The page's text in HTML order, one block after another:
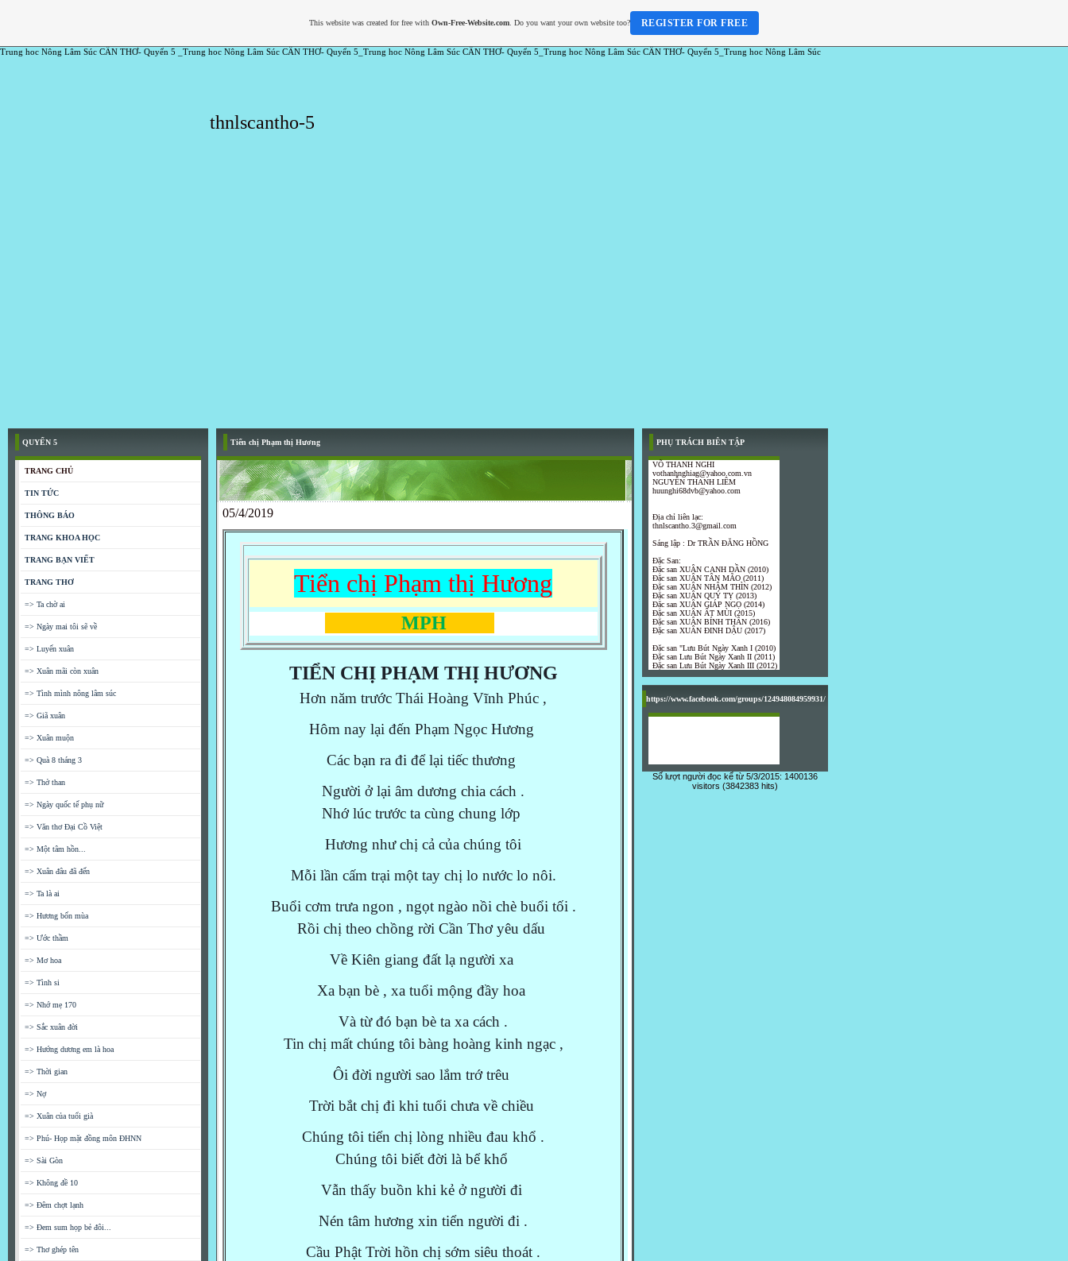
Trung hoc Nông Lâm Súc CẦN THƠ- Quyển 5 _Trung hoc Nông Lâm Súc CẦN THƠ- Quyển 5_Trung hoc Nông Lâm Súc CẦN THƠ- Quyển 5_Trung hoc Nông Lâm Súc CẦN THƠ- Quyển 5_Trung hoc Nông Lâm Súc
thnlscantho-5
QUYỂN 5
TRANG CHỦ
TIN TỨC
THÔNG BÁO
TRANG KHOA HỌC
TRANG BẠN VIẾT
TRANG THƠ
=> Ta chờ ai
=> Ngày mai tôi sẽ về
=> Luyến xuân
=> Xuân mãi còn xuân
=> Tình mình nông lâm súc
=> Giã xuân
=> Xuân muộn
=> Quà 8 tháng 3
=> Thở than
=> Ngày quốc tế phụ nữ
=> Văn thơ Đại Cồ Việt
=> Một tâm hồn...
=> Xuân đâu đã đến
=> Ta là ai
=> Hương bốn mùa
=> Ước thầm
=> Mơ hoa
=> Tình si
=> Nhớ mẹ 170
=> Sắc xuân đời
=> Hướng dương em là hoa
=> Thời gian
=> Nợ
=> Xuân của tuổi già
=> Phú- Họp mặt đồng môn ĐHNN
=> Sài Gòn
=> Không đề 10
=> Đêm chợt lạnh
=> Đem sum họp bẻ đôi...
=> Thơ ghép tên
Tiển chị Phạm thị Hương
05/4/2019
Tiển chị Phạm thị Hương
MPH
TIỂN CHỊ PHẠM THỊ HƯƠNG
Hơn năm trước Thái Hoàng Vĩnh Phúc ,
Hôm nay lại đến Phạm Ngọc Hương
Các bạn ra đi để lại tiếc thương
Người ở lại âm dương chia cách .
Nhớ lúc trước ta cùng chung lớp
Hương như chị cả của chúng tôi
Mỗi lần cấm trại một tay chị lo nước lo nôi.
Buổi cơm trưa ngon , ngọt ngào nồi chè buổi tối .
Rồi chị theo chồng rời Cần Thơ yêu dấu
Về Kiên giang đất lạ người xa
Xa bạn bè , xa tuổi mộng đầy hoa
Và từ đó bạn bè ta xa cách .
Tin chị mất chúng tôi bàng hoàng kinh ngạc ,
Ôi đời người sao lắm trớ trêu
Trời bắt chị đi khi tuổi chưa về chiều
Chúng tôi tiển chị lòng nhiều đau khổ .
Chúng tôi biết đời là bể khổ
Vẫn thấy buồn khi kẻ ở người đi
Nén tâm hương xin tiển người đi .
Cầu Phật Trời hồn chị sớm siêu thoát .
PHỤ TRÁCH BIÊN TẬP
VÕ THANH NGHI
vothanhnghiag@yahoo.com.vn
NGUYỄN THANH LIÊM
huunghi68dvb@yahoo.com
Địa chỉ liên lạc:
thnlscantho.3@gmail.com
Sáng lập : Dr TRẦN ĐĂNG HỒNG
Đặc San:
Đặc san XUÂN CANH DẦN (2010)
Đặc san XUÂN TÂN MÃO (2011)
Đặc san XUÂN NHÂM THÌN (2012)
Đặc san XUÂN QUÝ TỴ (2013)
Đặc san XUÂN GIÁP NGỌ (2014)
Đặc san XUÂN ẤT MÙI (2015)
Đặc san XUÂN BÍNH THÂN (2016)
Đặc san XUÂN ĐINH DẬU (2017)
Đặc san "Lưu Bút Ngày Xanh I (2010)
Đặc san Lưu Bút Ngày Xanh II (2011)
Đặc san Lưu Bút Ngày Xanh III (2012)
https://www.facebook.com/groups/124948084959931/
Số lượt người đọc kể từ 5/3/2015: 1400136
visitors (3842383 hits)
This website was created for free with Own-Free-Website.com. Do you want your own website too? REGISTER FOR FREE